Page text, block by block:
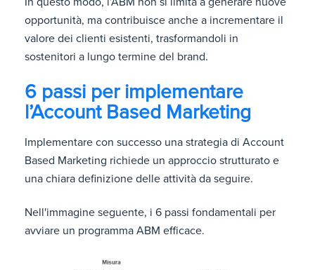
opportunità, ma contribuisce anche a incrementare il
valore dei clienti esistenti, trasformandoli in
sostenitori a lungo termine del brand.
6 passi per implementare
l’Account Based Marketing
Implementare con successo una strategia di Account
Based Marketing richiede un approccio strutturato e
una chiara definizione delle attività da seguire.
Nell'immagine seguente, i 6 passi fondamentali per
avviare un programma ABM efficace.